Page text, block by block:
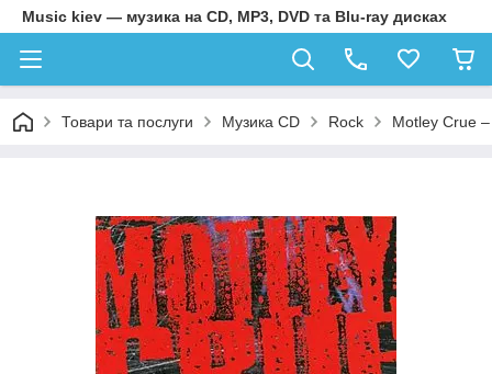
Music kiev — музика на CD, MP3, DVD та Blu-ray дисках
Товари та послуги Музика CD Rock Motley Crue